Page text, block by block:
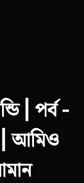
| পর্ব -
| আমিও